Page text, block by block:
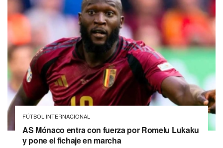
FÚTBOL INTERNACIONAL
AS Mónaco entra con fuerza por Romelu Lukaku
y pone el fichaje en marcha